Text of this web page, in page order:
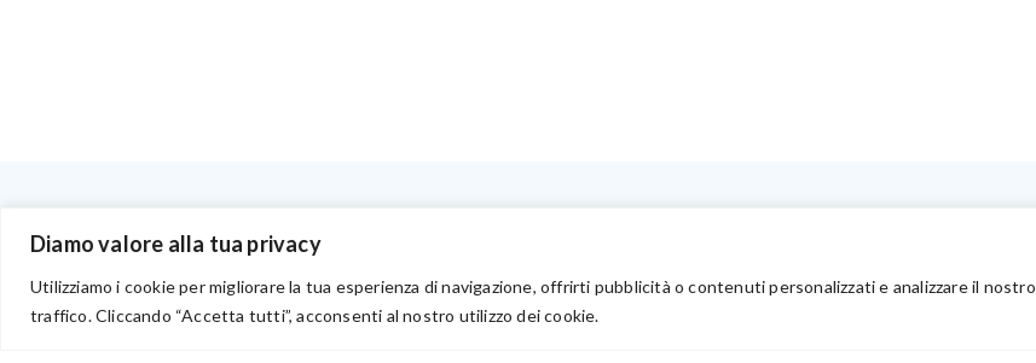
Diamo valore alla tua privacy
Utilizziamo i cookie per migliorare la tua esperienza di navigazione, offrirti pubblicità o contenuti personalizzati e analizzare il nostro
traffico. Cliccando “Accetta tutti”, acconsenti al nostro utilizzo dei cookie.
Privacy
Chi Siamo